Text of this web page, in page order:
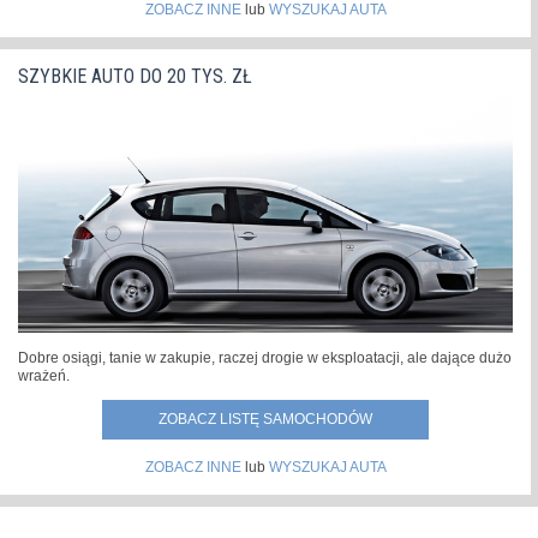
ZOBACZ INNElub WYSZUKAJ AUTA
SZYBKIE AUTO DO 20 TYS. ZŁ
Dobre osiągi, tanie w zakupie, raczej drogie w eksploatacji, ale dające dużo
wrażeń.
ZOBACZ LISTĘ SAMOCHODÓW
ZOBACZ INNElub WYSZUKAJ AUTA